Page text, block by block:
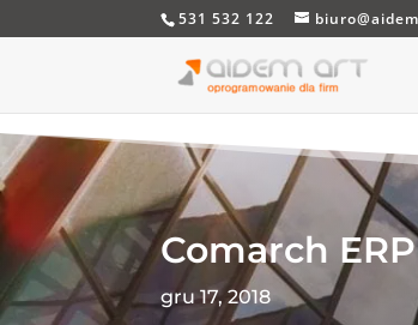
531 532 122
Comarch
gru 17, 2018